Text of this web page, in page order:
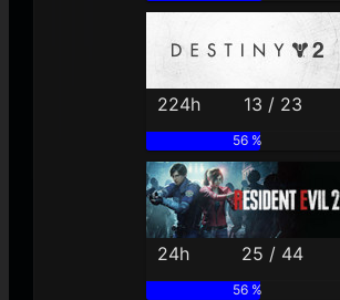
224h 13 / 23
56 %
24h 25 / 44
56 %